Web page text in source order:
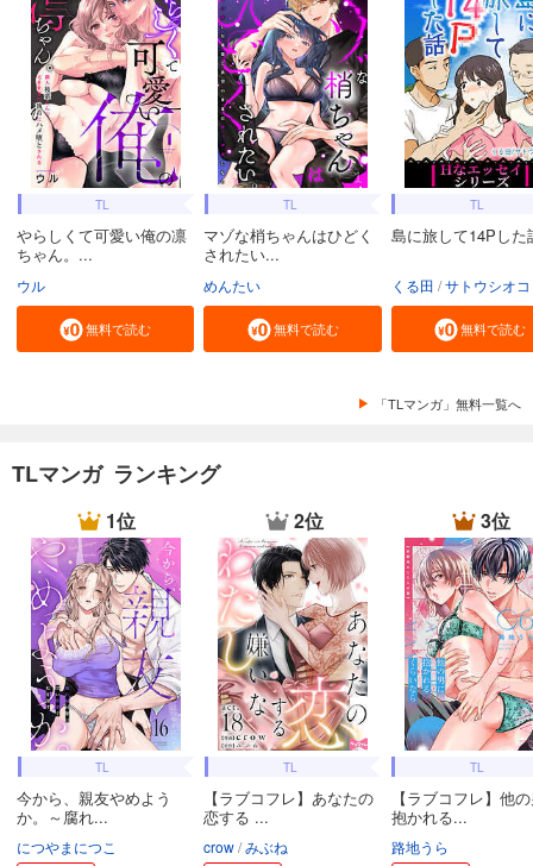
TL
やらしくて可愛い俺の凛
ちゃん。...
ウル
無料で読む
TL
マゾな梢ちゃんはひどく
されたい...
めんたい
無料で読む
TL
島に旅して14Pした
くる田 サトウシオコ
無料で読む
「TLマンガ」無料一覧へ
TLマンガ ランキング
1位
TL
今から、親友やめよう
か。～腐れ...
につやまにつこ
2位
TL
【ラブコフレ】あなたの
恋する ...
crow みぶね
3位
TL
【ラブコフレ】他
抱かれる...
路地うら